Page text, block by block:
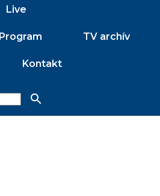
Live
Program TV archív
Kontakt
search